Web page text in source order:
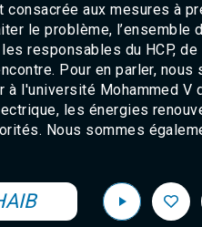
consacrée aux mesures à
le problème,
responsables du HCP,
Pour en parler, nous
à l'université Mohammed
les énergies
Nous sommes